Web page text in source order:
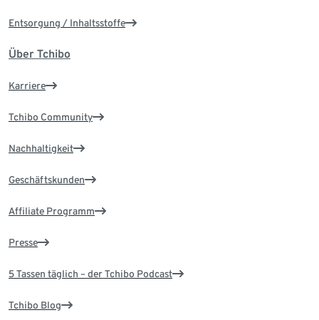
Entsorgung / Inhaltsstoffe
Über Tchibo
Karriere
Tchibo Community
Nachhaltigkeit
Geschäftskunden
Affiliate Programm
Presse
5 Tassen täglich – der Tchibo Podcast
Tchibo Blog